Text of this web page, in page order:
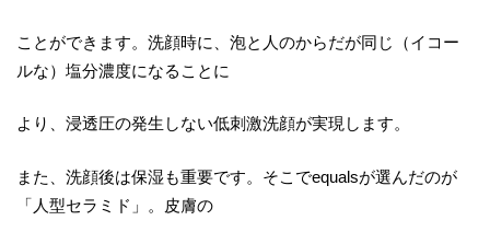
ことができます。洗顔時に、泡と人のからだが同じ（イコー
ルな）塩分濃度になることに
より、浸透圧の発生しない低刺激洗顔が実現します。
また、洗顔後は保湿も重要です。そこでequalsが選んだのが
「人型セラミド」。皮膚の